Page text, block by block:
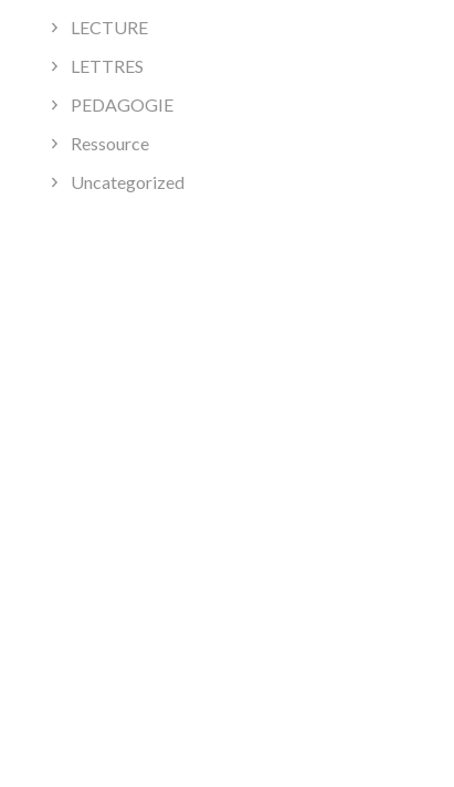
LECTURE
LETTRES
PEDAGOGIE
Ressource
Uncategorized